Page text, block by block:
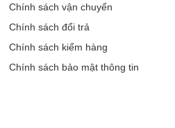
Chính sách vận chuyển
Chính sách đổi trả
Chính sách kiểm hàng
Chính sách bảo mật thông tin